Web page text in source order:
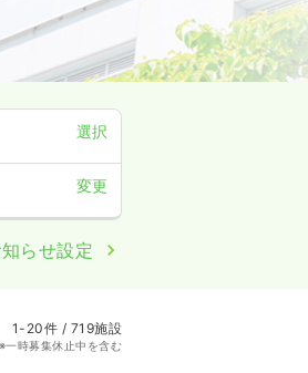
選択
変更
らせ設定
1-20件 / 719施設
※一時募集休止中を含む